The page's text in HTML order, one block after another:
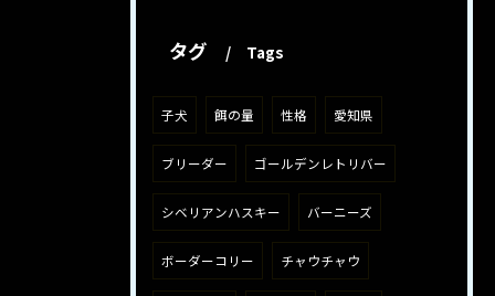
タグ Tags
子犬 餌の量 性格 愛知県
ブリーダー ゴールデンレトリバー
シベリアンハスキー バーニーズ
ボーダーコリー チャウチャウ